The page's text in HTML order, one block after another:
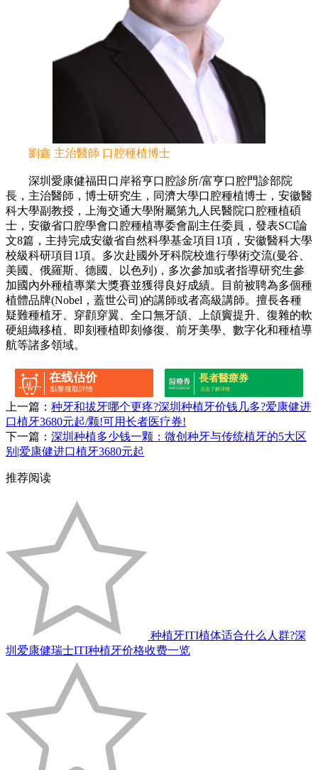
劉鑫 主治醫師 口腔種植博士
深圳愛康健福田口岸裕亨口腔診所/富亨口腔門診部院
長，主治醫師，博士研究生，同濟大學口腔種植博士，安徽醫
科大學副教授，上海交通大學附屬第九人民醫院口腔種植碩
士，安徽省口腔學會口腔種植專委會副主任委員，發表SCI論
文8篇，主持完成安徽省自然科學基金項目1項，安徽醫科大學
校級科研項目1項。多次赴國外牙科院校進行學術交流(曼谷、
美國、俄羅斯、德國、以色列)，多次參加或者指導研究生參
加國內外種植專業大獎賽並獲得良好成績。目前被聘為多個種
植體品牌(Nobel，蓋世公司)的講師或者高級講師。擅長各種
疑難種植牙、穿顴穿翼、全口無牙頜、上頜竇提升、復雜的軟
硬組織移植、即刻種植即刻修復、前牙美學、數字化和種植導
航等諸多領域。
在线估价
點擊獲取詳情
長者醫療券
点击了解详情
上一篇： 种牙和拔牙哪个更疼?深圳种植牙价钱几多?爱康健进
口植牙3680元起/颗!可用长者医疗券!
下一篇： 深圳种植多少钱一颗：微创种牙与传统植牙的5大区
别|爱康健进口植牙3680元起
推荐阅读
种植牙ITI植体适合什么人群?深
圳爱康健瑞士ITI种植牙价格收费一览